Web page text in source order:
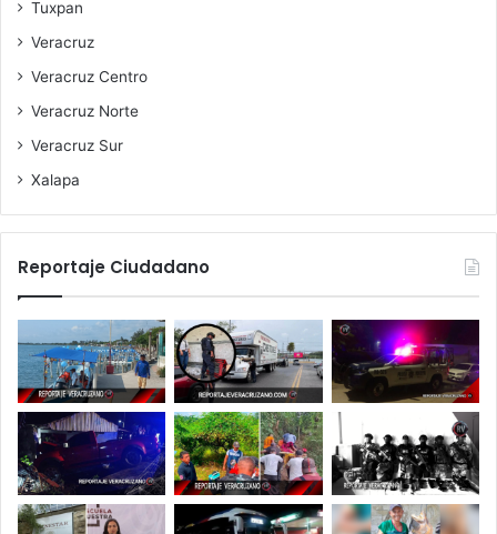
Tuxpan
Veracruz
Veracruz Centro
Veracruz Norte
Veracruz Sur
Xalapa
Reportaje Ciudadano